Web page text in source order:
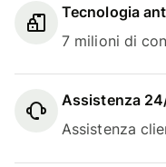
Tecnologia
7 milioni di
Assistenza
Assistenza